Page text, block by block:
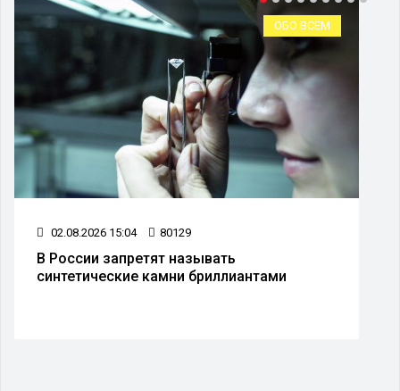
ОБО ВСЕМ
02.08.2026 15:04 80129
В России запретят называть
синтетические камни бриллиантами